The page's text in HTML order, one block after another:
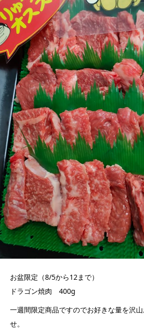
お盆限定（8/5から12まで）
ドラゴン焼肉 400g
一週間限定商品ですのでお好きな量を沢
せ。